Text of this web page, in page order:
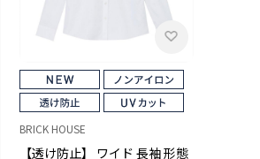
BRICK HOUSE
【透け防止】 ワイド 長袖 形態